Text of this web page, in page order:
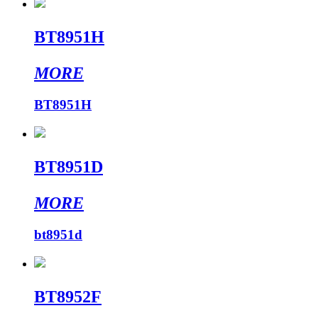
BT8951H
MORE
BT8951H
BT8951D
MORE
bt8951d
BT8952F